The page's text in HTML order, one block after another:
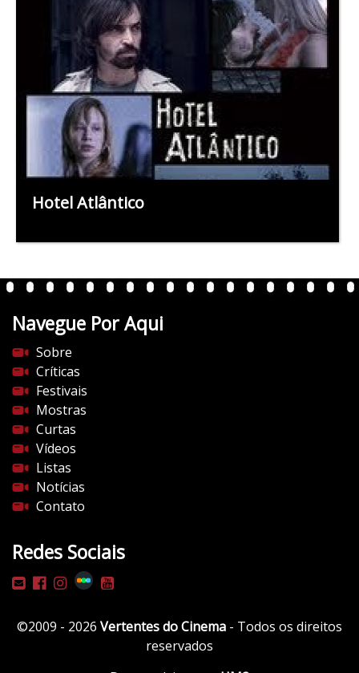
Hotel Atlântico
Navegue Por Aqui
Sobre
Críticas
Festivais
Mostras
Curtas
Vídeos
Listas
Notícias
Contato
Redes Sociais
©2009 - 2026 Vertentes do Cinema - Todos os direitos
reservados